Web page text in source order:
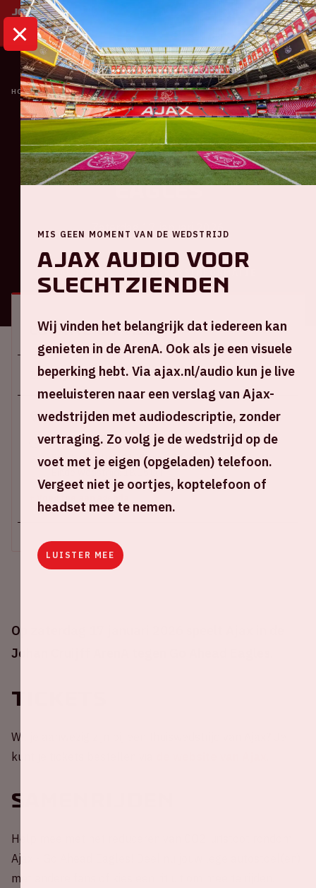
HOME KALENDER AJAX - GO AHEAD EAGLES
Eredivisie
Ajax - Go Ahead
Eagles
Zaterdag 17 januari 2026
Op zaterdag 17 januari 2026 speelt Ajax in de
Johan Cruijff ArenA tegen Go Ahead Eagles.
Tickets
Wil je aanwezig zijn bij een thuiswedstrijd van Ajax? Je
kunt je tickets bestellen via
Samenrijden
Help mee met het reduceren van CO2-uitstoot rondom
Ajax - Go Ahead Eagles! Deel nu jouw lege autostoel(en)
met andere fans of kies een rit uit om mee te rijden.
Locatie en tijd
Za 17 januari 2026
Johan Cruijff ArenA
Stadion open: 15.00 uur
Start wedstrijd: 16:30 uur
Einde wedstrijd: 18.15 uur
MIS GEEN MOMENT VAN DE WEDSTRIJD
Ajax audio voor
slechtzienden
Wij vinden het belangrijk dat iedereen kan
genieten in de ArenA. Ook als je een visuele
beperking hebt. Via ajax.nl/audio kun je live
meeluisteren naar een verslag van Ajax-
wedstrijden met audiodescriptie, zonder
vertraging. Zo volg je de wedstrijd op de
voet met je eigen (opgeladen) telefoon.
Vergeet niet je oortjes, koptelefoon of
headset mee te nemen.
LUISTER MEE